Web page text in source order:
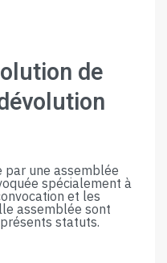
​de​
par une assemblée
spécialement à
et les
assemblée sont
​statuts.